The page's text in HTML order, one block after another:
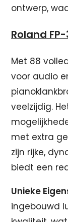
ontwerp,
Roland
Met 88
voor audio
veelzijdig.
met extra
zijn rijke,
biedt een
Unieke
ingebouwd